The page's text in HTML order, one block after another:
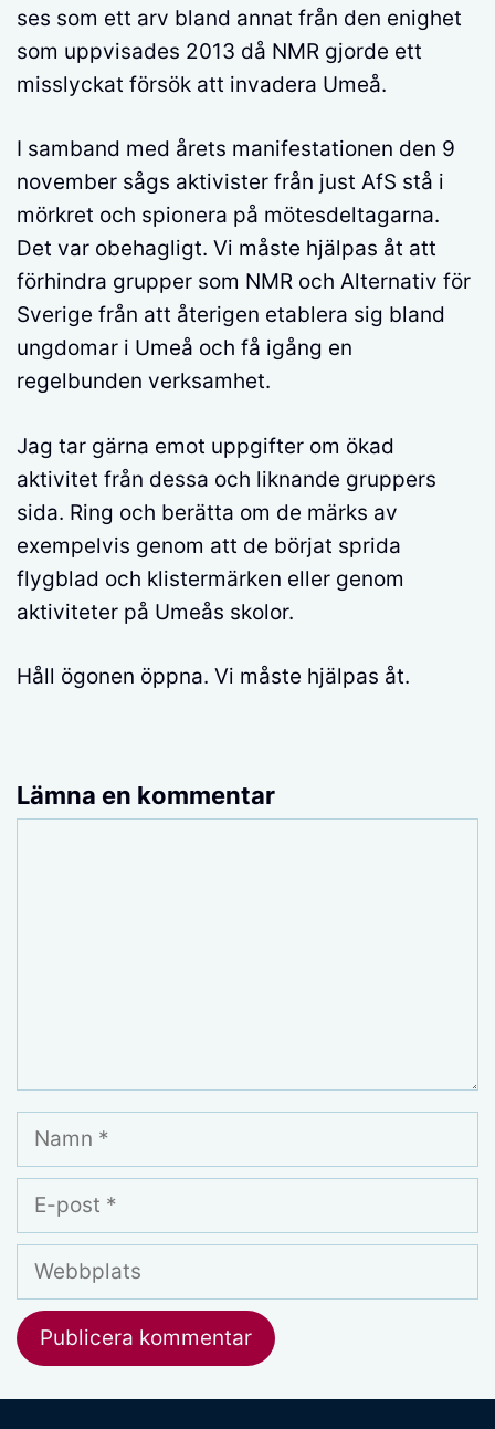
ses som ett arv bland annat från den enighet
som uppvisades 2013 då NMR gjorde ett
misslyckat försök att invadera Umeå.
I samband med årets manifestationen den 9
november sågs aktivister från just AfS stå i
mörkret och spionera på mötesdeltagarna.
Det var obehagligt. Vi måste hjälpas åt att
förhindra grupper som NMR och Alternativ för
Sverige från att återigen etablera sig bland
ungdomar i Umeå och få igång en
regelbunden verksamhet.
Jag tar gärna emot uppgifter om ökad
aktivitet från dessa och liknande gruppers
sida. Ring och berätta om de märks av
exempelvis genom att de börjat sprida
flygblad och klistermärken eller genom
aktiviteter på Umeås skolor.
Håll ögonen öppna. Vi måste hjälpas åt.
Lämna en kommentar
Namn
E-
post
Webbplats